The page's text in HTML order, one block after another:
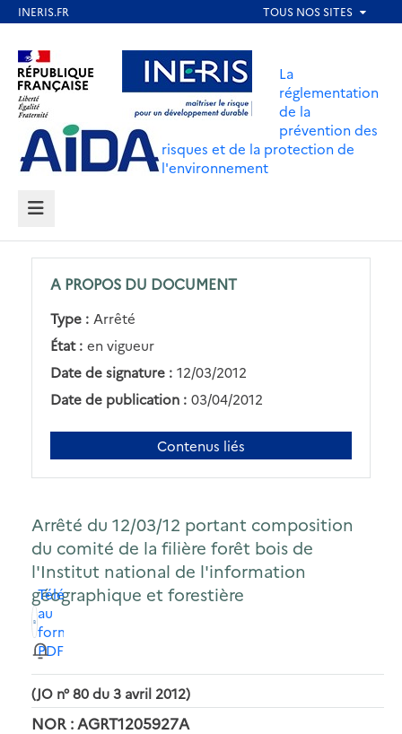
contenu
principal
Aller au contenu Aller au menu
Aller au pied de page
La
réglementation
de la
prévention des
risques et de la protection de
l'environnement
MENU
A PROPOS DU DOCUMENT
Type : Arrêté
État : en vigueur
Date de signature : 12/03/2012
Date de publication : 03/04/2012
Contenus liés
Arrêté du 12/03/12 portant composition
du comité de la filière forêt bois de
l'Institut national de l'information
géographique et forestière
Télécharger
au
format
PDF
(JO n° 80 du 3 avril 2012)
NOR : AGRT1205927A